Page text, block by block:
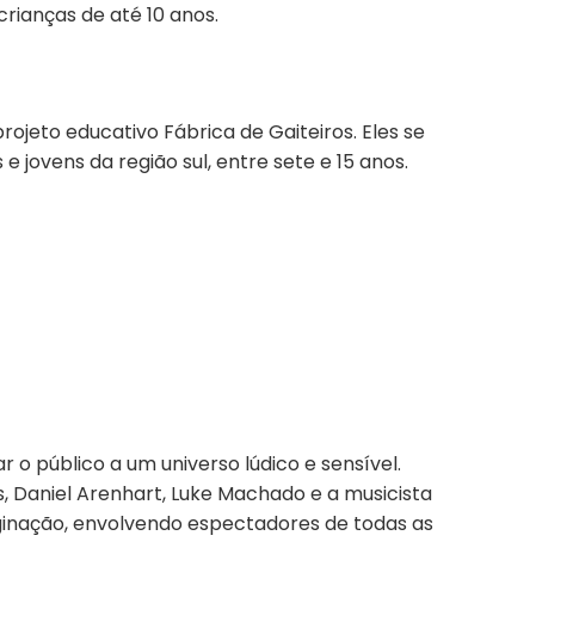
de até 10 anos.
educativo Fábrica de Gaiteiros. Eles se
jovens da região sul, entre sete e 15 anos.
público a um universo lúdico e sensível.
Arenhart, Luke Machado e a musicista
envolvendo espectadores de todas as